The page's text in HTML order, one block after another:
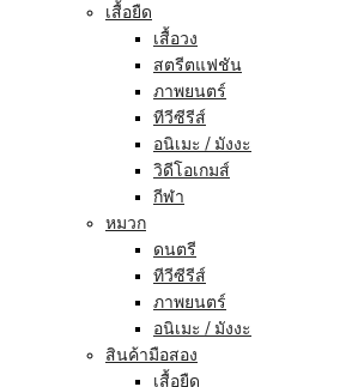
เสื้อยืด
เสื้อวง
สตรีตแฟชัน
ภาพยนตร์
ทีวีซีรีส์
อนิเมะ / มังงะ
วิดีโอเกมส์
กีฬา
หมวก
ดนตรี
ทีวีซีรีส์
ภาพยนตร์
อนิเมะ / มังงะ
สินค้ามือสอง
เสื้อยืด